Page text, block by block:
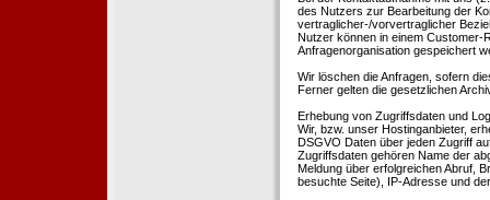
des Nutzers zur Bearbeitung der
vertraglicher-/vorvertraglicher
Nutzer können in einem Customer-
Anfragenorganisation gespeichert
Wir löschen die Anfragen, sofern
Ferner gelten die gesetzlichen
Erhebung von Zugriffsdaten und
Wir, bzw. unser Hostinganbieter,
DSGVO Daten über jeden Zugriff
Zugriffsdaten gehören Name der
Meldung über erfolgreichen Abruf,
besuchte Seite), IP-Adresse und